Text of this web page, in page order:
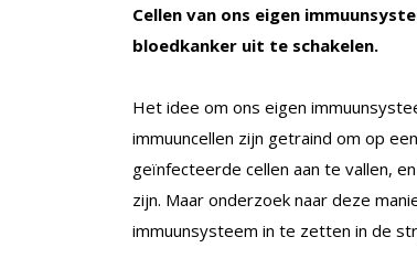
Cellen van ons eigen
bloedkanker uit te schakelen.
Het idee om ons eigen
immuuncellen zijn getraind om op
geïnfecteerde cellen aan te vallen,
zijn. Maar onderzoek naar deze
immuunsysteem in te zetten in de